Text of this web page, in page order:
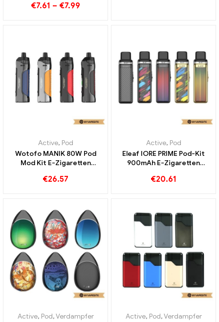
€7.61 – €7.99
Active, Pod
Wotofo MANIK 80W Pod
Mod Kit E-Zigaretten
€26.57
Active, Pod
Eleaf IORE PRIME Pod-Kit
900mAh E-Zigaretten
€20.61
Active, Pod,Verdampfer
Active, Pod,Verdampfer